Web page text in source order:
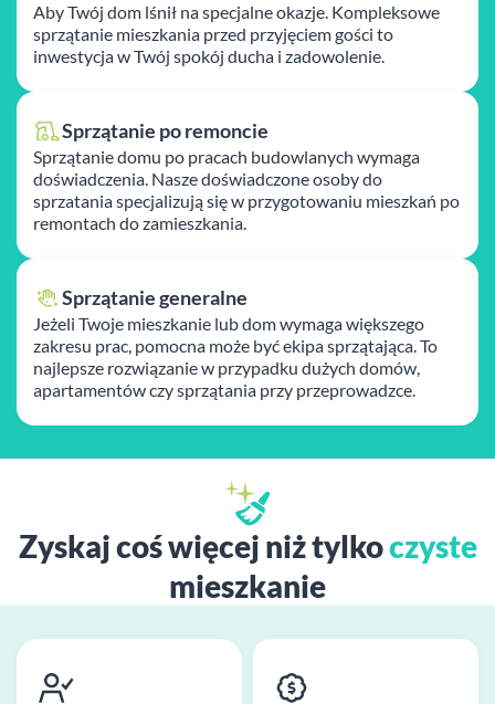
Aby Twój dom lśnił na specjalne okazje. Kompleksowe
sprzątanie mieszkania przed przyjęciem gości to
inwestycja w Twój spokój ducha i zadowolenie.
Sprzątanie po remoncie
Sprzątanie domu po pracach budowlanych wymaga
doświadczenia. Nasze doświadczone osoby do
sprzatania specjalizują się w przygotowaniu mieszkań po
remontach do zamieszkania.
Sprzątanie generalne
Jeżeli Twoje mieszkanie lub dom wymaga większego
zakresu prac, pomocna może być ekipa sprzątająca. To
najlepsze rozwiązanie w przypadku dużych domów,
apartamentów czy sprzątania przy przeprowadzce.
Zyskaj coś więcej niż tylkoczyste
mieszkanie